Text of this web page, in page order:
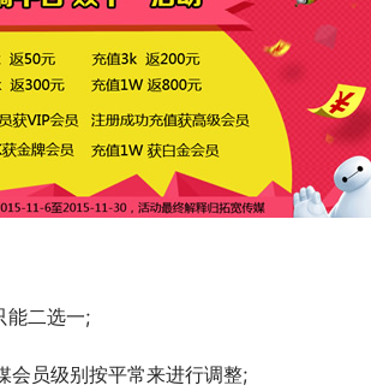
能二选一;
会员级别按平常来进行调整;